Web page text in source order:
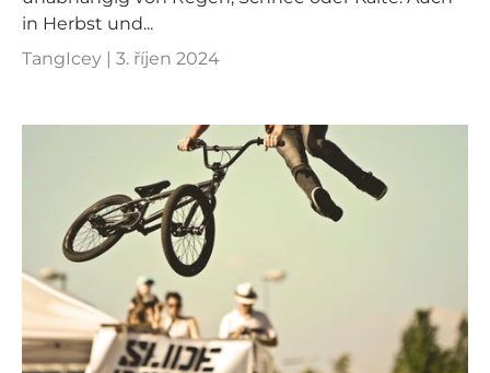
in Herbst und...
TangIcey | 3. říjen 2024